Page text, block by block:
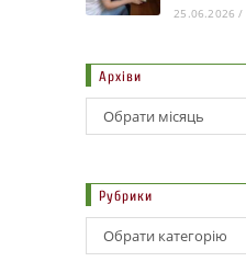
25.06.2026 /
Архіви
Обрати місяць
Рубрики
Обрати категорію